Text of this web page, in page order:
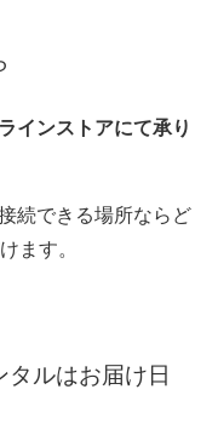
インストアにて承り
続できる場所ならど
ます。
ルはお届け日